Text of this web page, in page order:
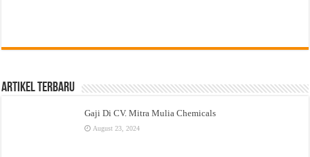
Artikel Terbaru
Gaji Di CV. Mitra Mulia Chemicals
August 23, 2024